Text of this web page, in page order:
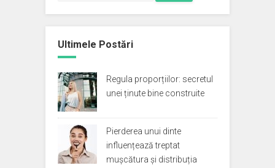
Ultimele Postări
Regula proporțiilor: secretul
unei ținute bine construite
Pierderea unui dinte
influențează treptat
mușcătura și distribuția